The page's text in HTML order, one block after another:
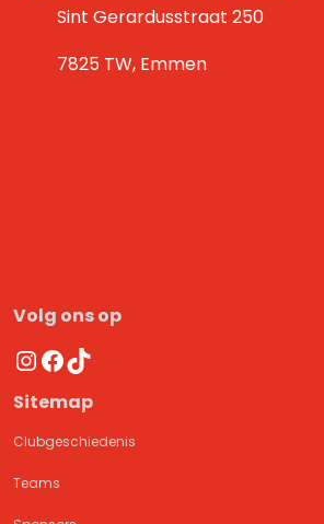
Sint Gerardusstraat 250
7825 TW, Emmen
Volg ons op
Instagram
Facebook
TikTok
Sitemap
Clubgeschiedenis
Teams